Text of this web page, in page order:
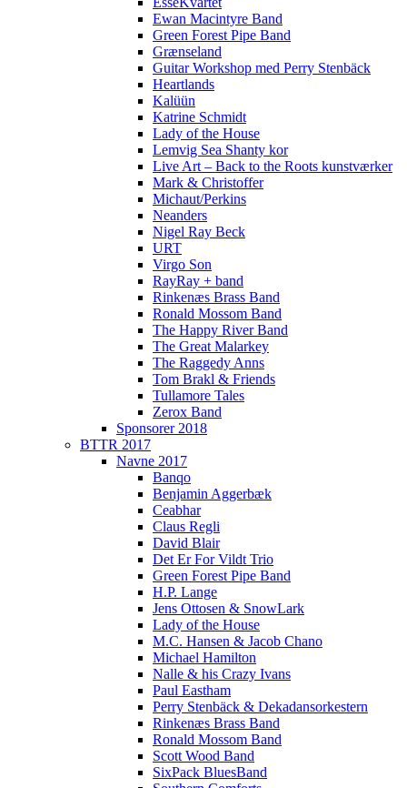
Ewan Macintyre Band
Green Forest Pipe Band
Grænseland
Guitar Workshop med Perry Stenbäck
Heartlands
Kalüün
Katrine Schmidt
Lady of the House
Lemvig Sea Shanty kor
Live Art – Back to the Roots kunstværker
Mark & Christoffer
Michaut/Perkins
Neanders
Nigel Ray Beck
URT
Virgo Son
RayRay + band
Rinkenæs Brass Band
Ronald Mossom Band
The Happy River Band
The Great Malarkey
The Raggedy Anns
Tom Brakl & Friends
Tullamore Tales
Zerox Band
Sponsorer 2018
BTTR 2017
Navne 2017
Banqo
Benjamin Aggerbæk
Ceabhar
Claus Regli
David Blair
Det Er For Vildt Trio
Green Forest Pipe Band
H.P. Lange
Jens Ottosen & SnowLark
Lady of the House
M.C. Hansen & Jacob Chano
Michael Hamilton
Nalle & his Crazy Ivans
Paul Eastham
Perry Stenbäck & Dekadansorkestern
Rinkenæs Brass Band
Ronald Mossom Band
Scott Wood Band
SixPack BluesBand